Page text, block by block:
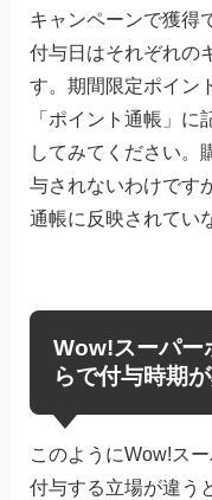
キャンペーンで獲得
付与日はそれぞれの
す。期間限定ポイン
「ポイント通帳」
してみてください。
与されないわけです
通帳に反映されてい
Wow!スーパー
らで付与時期
このようにWow!ス
付与する立場が違う